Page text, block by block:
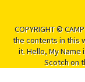
COPYRIGHT ©
the contents in this
it. Hello, My Name
Scotch on